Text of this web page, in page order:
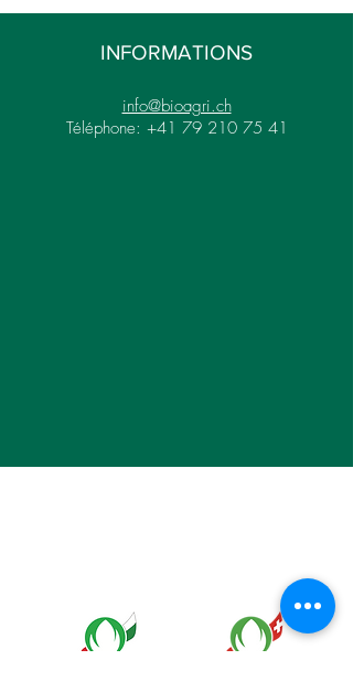
INFORMATIONS
info@bioagri.ch
Téléphone: +41 79 210 75 41